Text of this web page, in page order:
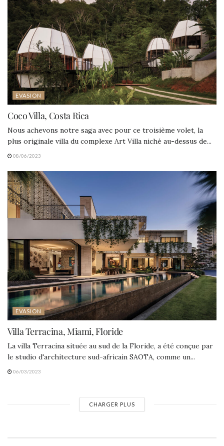
EVASION
Coco Villa, Costa Rica
Nous achevons notre saga avec pour ce troisième volet, la
plus originale villa du complexe Art Villa niché au-dessus de...
08/06/2023
EVASION
Villa Terracina, Miami, Floride
La villa Terracina située au sud de la Floride, a été conçue par
le studio d'architecture sud-africain SAOTA, comme un...
06/03/2023
CHARGER PLUS